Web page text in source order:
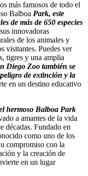
más famosos de todo el
Balboa Park, este
de más de 650 especies
innovadoras
de los animales y
visitantes. Puedes ver
tigres y una amplia
Diego Zoo también se
de extinción y la
en un destino educativo
hermoso Balboa Park
a amantes de la vida
décadas. Fundado en
como uno de los
compromiso con la
y la creación de
en un lugar